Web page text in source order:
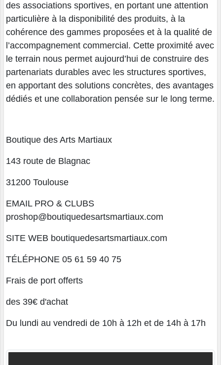
des associations sportives, en portant une attention
particulière à la disponibilité des produits, à la
cohérence des gammes proposées et à la qualité de
l’accompagnement commercial. Cette proximité avec
le terrain nous permet aujourd’hui de construire des
partenariats durables avec les structures sportives,
en apportant des solutions concrètes, des avantages
dédiés et une collaboration pensée sur le long terme.
Boutique des Arts Martiaux
143 route de Blagnac
31200 Toulouse
EMAIL PRO & CLUBS
proshop@boutiquedesartsmartiaux.com
SITE WEB boutiquedesartsmartiaux.com
TÉLÉPHONE 05 61 59 40 75
Frais de port offerts
des 39€ d'achat
Du lundi au vendredi de 10h à 12h et de 14h à 17h